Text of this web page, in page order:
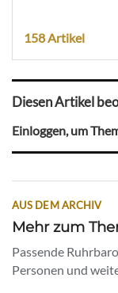
158 Artikel
Diesen Artikel
Einloggen, um
AUS DEM ARCHIV
Mehr zum
Passende
Personen und